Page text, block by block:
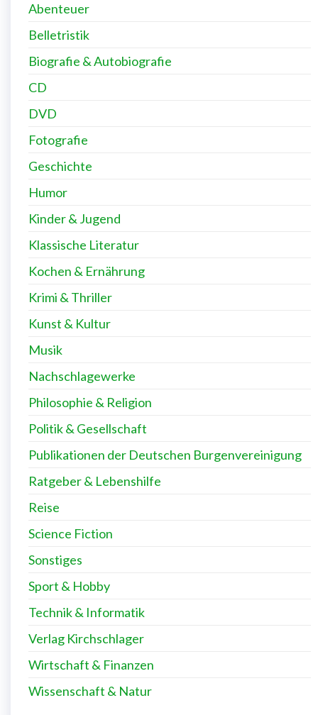
Abenteuer
Belletristik
Biografie & Autobiografie
CD
DVD
Fotografie
Geschichte
Humor
Kinder & Jugend
Klassische Literatur
Kochen & Ernährung
Krimi & Thriller
Kunst & Kultur
Musik
Nachschlagewerke
Philosophie & Religion
Politik & Gesellschaft
Publikationen der Deutschen Burgenvereinigung
Ratgeber & Lebenshilfe
Reise
Science Fiction
Sonstiges
Sport & Hobby
Technik & Informatik
Verlag Kirchschlager
Wirtschaft & Finanzen
Wissenschaft & Natur